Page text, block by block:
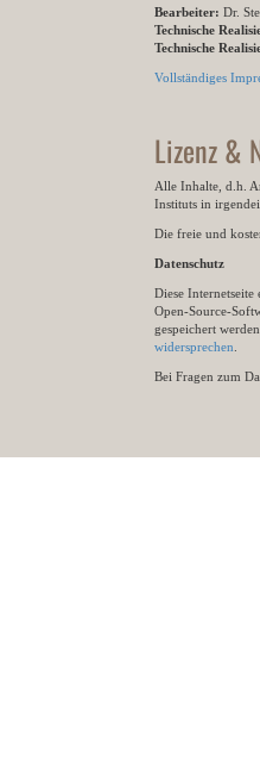
Bearbeiter: Dr.
Technische
Technische
Vollständiges
Lizenz &
Alle Inhalte, d.h.
Instituts in
Die freie und
Datenschutz
Diese
Open-Source-
gespeichert
widersprechen
Bei Fragen zum